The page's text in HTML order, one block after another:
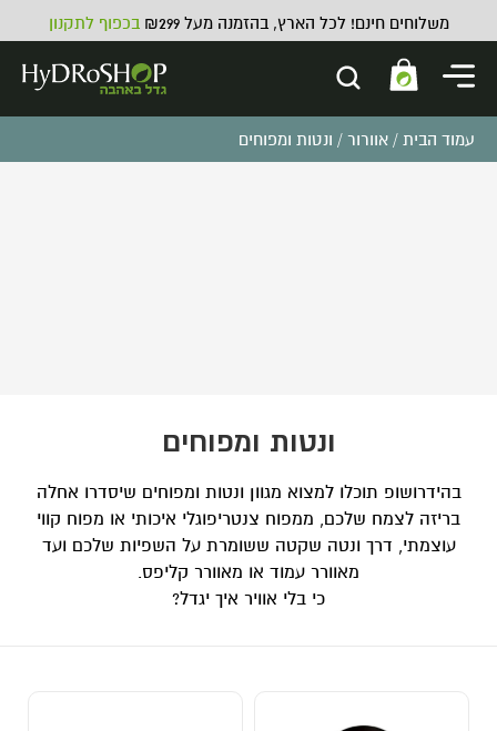
משלוחים חינם! לכל הארץ, בהזמנה מעל ₪299 בכפוף לתקנון
עמוד הבית / אוורור / ונטות ומפוחים
ונטות ומפוחים
בהידרושופ תוכלו למצוא מגוון ונטות ומפוחים שיסדרו אחלה
בריזה לצמח שלכם, ממפוח צנטריפוגלי איכותי או מפוח קווי
עוצמתי, דרך ונטה שקטה ששומרת על השפיות שלכם ועד
מאוורר עמוד או מאוורר קליפס.
כי בלי אוויר איך יגדל?